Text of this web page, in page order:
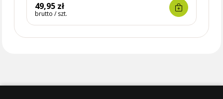
49,95 zł
brutto / szt.